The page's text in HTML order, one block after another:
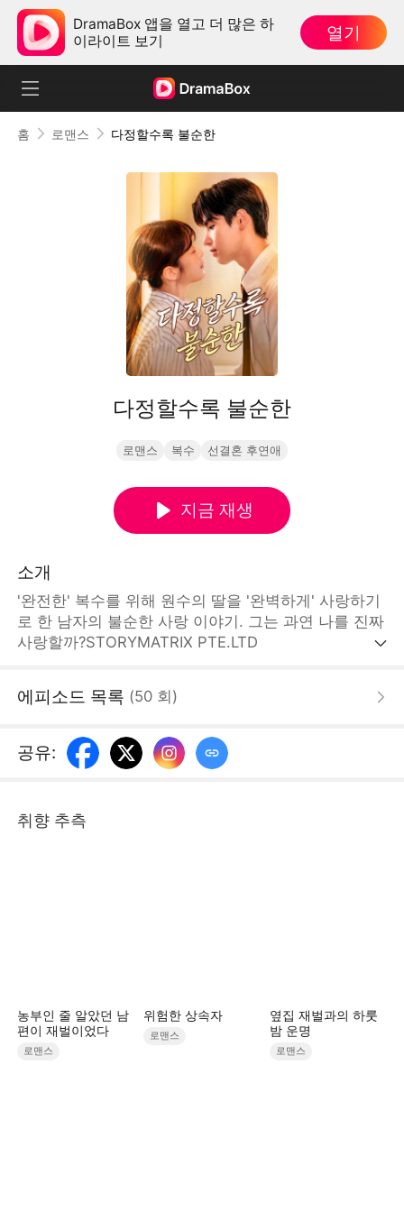
DramaBox 앱을 열고 더 많은 하
이라이트 보기
열기
홈 로맨스 다정할수록 불순한
다정할수록 불순한
로맨스 복수 선결혼 후연애
지금 재생
소개
'완전한' 복수를 위해 원수의 딸을 '완벽하게' 사랑하기
로 한 남자의 불순한 사랑 이야기. 그는 과연 나를 진짜
사랑할까?STORYMATRIX PTE.LTD
에피소드 목록 (50 회 )
공유:
취향 추측
농부인 줄 알았던 남
편이 재벌이었다
로맨스
위험한 상속자
로맨스
옆집 재벌과의 하룻
밤 운명
로맨스